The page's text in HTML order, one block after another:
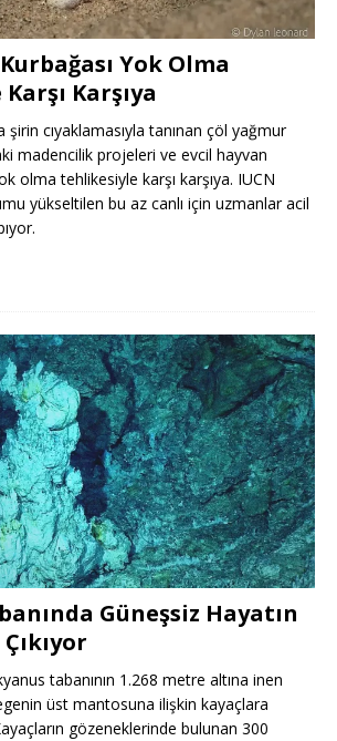
Yok Olma
Karşıya
şirin cıyaklamasıyla tanınan çöl yağmur
madencilik projeleri ve evcil hayvan
olma tehlikesiyle karşı karşıya. IUCN
yükseltilen bu az canlı için uzmanlar acil
Güneşsiz Hayatın
tabanının 1.268 metre altına inen
üst mantosuna ilişkin kayaçlara
gözeneklerinde bulunan 300